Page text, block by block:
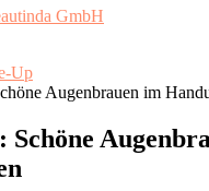
GmbH
Up
Augenbrauen im